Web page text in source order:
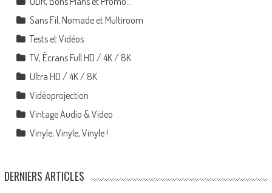
Sans Fil, Nomade et Multiroom
Tests et Vidéos
TV, Écrans Full HD / 4K / 8K
Ultra HD / 4K / 8K
Vidéoprojection
Vintage Audio & Video
Vinyle, Vinyle, Vinyle !
DERNIERS ARTICLES